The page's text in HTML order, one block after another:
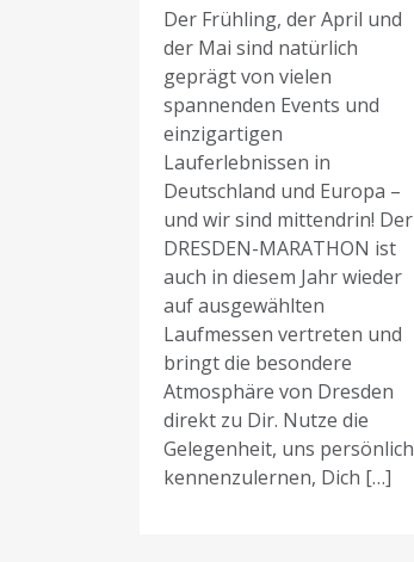
Der Frühling, der April und
der Mai sind natürlich
geprägt von vielen
spannenden Events und
einzigartigen
Lauferlebnissen in
Deutschland und Europa –
und wir sind mittendrin! Der
DRESDEN-MARATHON ist
auch in diesem Jahr wieder
auf ausgewählten
Laufmessen vertreten und
bringt die besondere
Atmosphäre von Dresden
direkt zu Dir. Nutze die
Gelegenheit, uns persönlich
kennenzulernen, Dich […]